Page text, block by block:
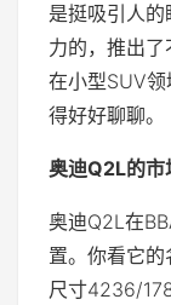
是挺吸引人
力的，推出了
在小型SUV领
得好好聊聊。
奥迪Q2L的市
奥迪Q2L在
置。你看它
尺寸4236/